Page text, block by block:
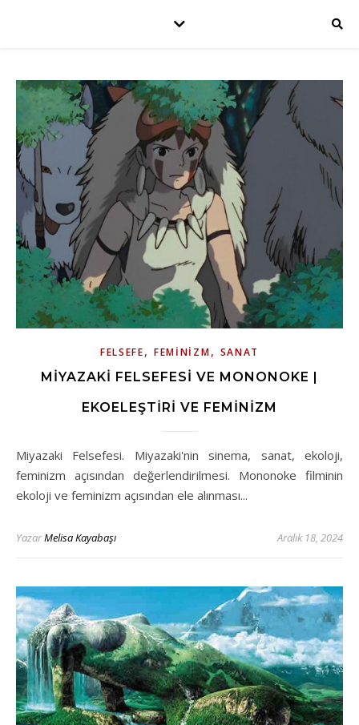
FELSEFE, FEMINIZM, SANAT
MIYAZAKI FELSEFESI VE MONONOKE |
EKOELEŞTIRI VE FEMINIZM
Miyazaki Felsefesi. Miyazaki'nin sinema, sanat, ekoloji,
feminizm açısından değerlendirilmesi. Mononoke filminin
ekoloji ve feminizm açısından ele alınması...
YazarMelisa Kayabaşı Aralık 18, 2024